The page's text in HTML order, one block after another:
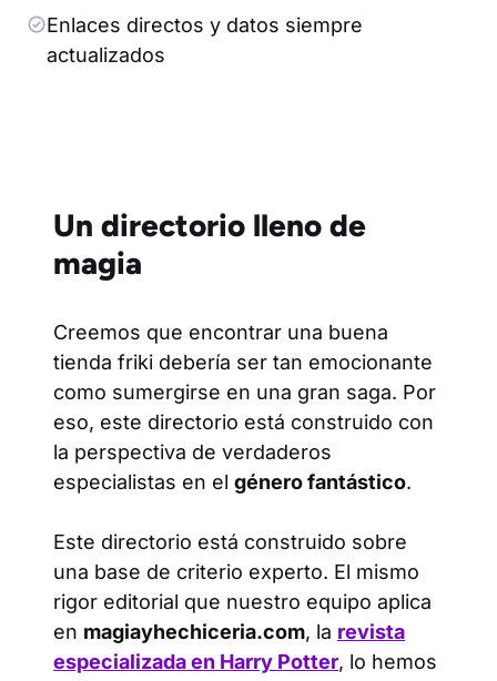
Enlaces directos y datos siempre
actualizados
Un directorio lleno de
magia
Creemos que encontrar una buena
tienda friki debería ser tan emocionante
como sumergirse en una gran saga. Por
eso, este directorio está construido con
la perspectiva de verdaderos
especialistas en el género fantástico.
Este directorio está construido sobre
una base de criterio experto. El mismo
rigor editorial que nuestro equipo aplica
en magiayhechiceria.com, la revista
especializada en Harry Potter, lo hemos